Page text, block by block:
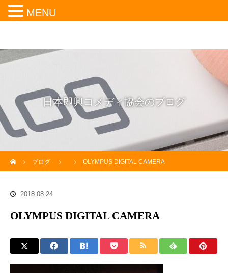
日本即興コメディ協会のブログ
ブログ
OLYMPUS DIGITAL CAMERA
2018.08.24
OLYMPUS DIGITAL CAMERA
MENU